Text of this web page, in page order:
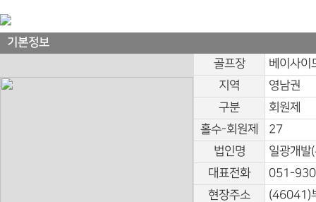
기본정보
골프장
베이사이
지역
영남권
구분
회원제
홀수-회원제
27
법인명
일광개발
대표전화
051-
현장주소
(46041)